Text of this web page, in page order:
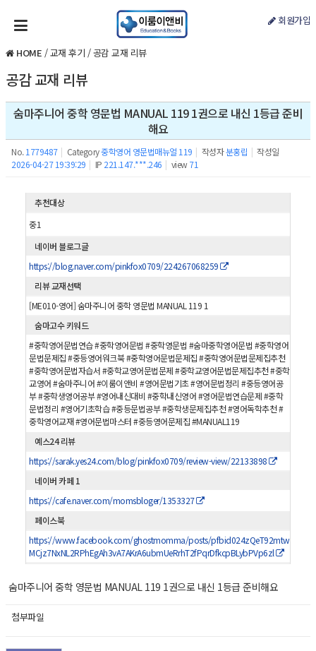
회원가입
HOME /교재 후기 /공감 교재 리뷰
공감 교재 리뷰
숨마주니어 중학 영문법 MANUAL 119 1권으로 내신 1등급 준비
해요
No. 1779487 | Category중학영어 영문법매뉴얼 119 | 작성자분홍립 | 작성일
2026-04-27 19:39:29 | IP 221.147.***.246 | view 71
추천대상
중1
네이버 블로그글
https://blog.naver.com/pinkfox0709/224267068259
리뷰 교재선택
[ME010-영어] 숨마주니어 중학 영문법 MANUAL 119 1
숨마고수 키워드
#중학영어문법연습 #중학영어문법 #중학영문법 #숨마중학영어문법 #중학영어
문법문제집 #중등영어워크북 #중학영어문법문제집 #중학영어문법문제집추천
#중학영어문법자습서 #중학교영어문법문제 #중학교영어문법문제집추천 #중학
교영어 #숨마주니어 #이룸이앤비 #영어문법기초 #영어문법정리 #중등영어공
부 #중학생영어공부 #영어내신대비 #중학내신영어 #영어문법연습문제 #중학
문법정리 #영어기초학습 #중등문법공부 #중학생문제집추천 #영어독학추천 #
중학영어교재 #영어문법마스터 #중등영어문제집 #MANUAL119
예스24 리뷰
https://sarak.yes24.com/blog/pinkfox0709/review-view/22133898
네이버 카페 1
https://cafe.naver.com/momsbloger/1353327
페이스북
https://www.facebook.com/ghostmomma/posts/pfbid024zQeT92mtw
MCjz7NxNL2RPhEgAh3vA7AKrA6ubmUeRrhT2fPqrDfkcpBLybPVp6zl
숨마주니어 중학 영문법 MANUAL 119 1권으로 내신 1등급 준비해요
첨부파일